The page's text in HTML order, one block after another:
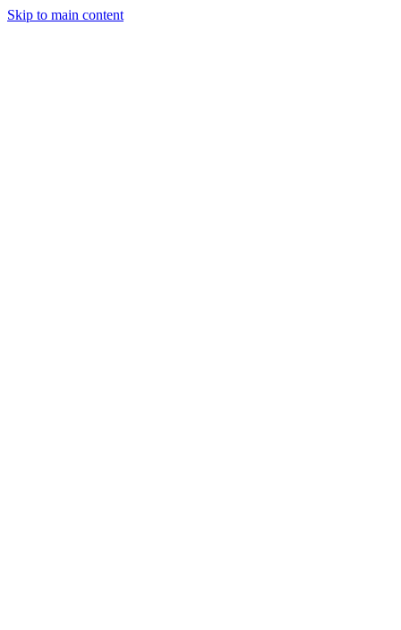
Skip to main content